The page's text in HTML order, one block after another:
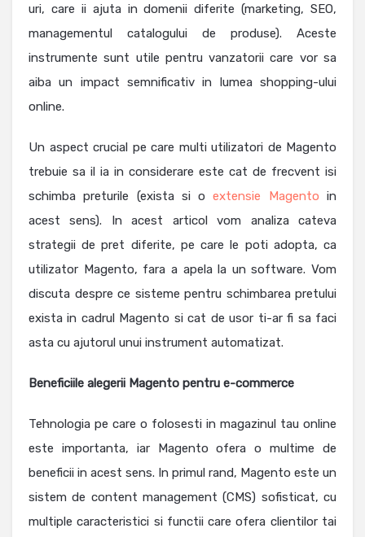
uri, care ii ajuta in domenii diferite (marketing, SEO,
managementul catalogului de produse). Aceste
instrumente sunt utile pentru vanzatorii care vor sa
aiba un impact semnificativ in lumea shopping-ului
online.
Un aspect crucial pe care multi utilizatori de Magento
trebuie sa il ia in considerare este cat de frecvent isi
schimba preturile (exista si oextensie Magento in
acest sens). In acest articol vom analiza cateva
strategii de pret diferite, pe care le poti adopta, ca
utilizator Magento, fara a apela la un software. Vom
discuta despre ce sisteme pentru schimbarea pretului
exista in cadrul Magento si cat de usor ti-ar fi sa faci
asta cu ajutorul unui instrument automatizat.
Beneficiile alegerii Magento pentru e-commerce
Tehnologia pe care o folosesti in magazinul tau online
este importanta, iar Magento ofera o multime de
beneficii in acest sens. In primul rand, Magento este un
sistem de content management (CMS) sofisticat, cu
multiple caracteristici si functii care ofera clientilor tai